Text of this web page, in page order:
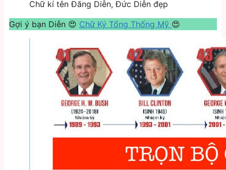
Chữ kí tên Đăng Diễn, Đức Diễn đẹp
Gợi ý bạn Diễn 😍 Chữ Ký Tổng Thống Mỹ 😍